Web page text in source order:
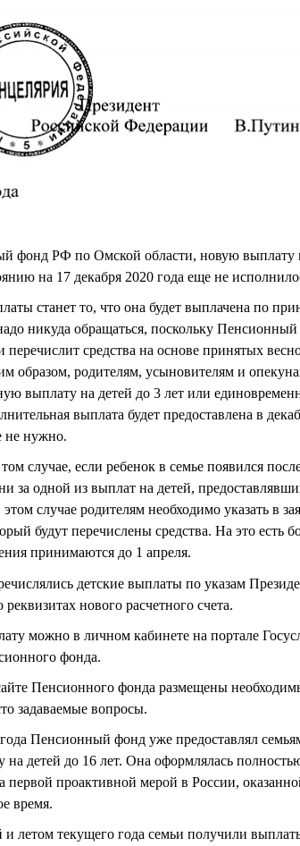
фонд РФ по Омской области, новую выплату
на 17 декабря 2020 года еще не
станет то, что она будет выплачена по
никуда обращаться, поскольку
перечислит средства на основе принятых
образом, родителям, усыновителям и
выплату на детей до 3 лет или
выплата будет предоставлена в
не нужно.
случае, если ребенок в семье появился
за одной из выплат на детей,
случае родителям необходимо указать в
будут перечислены средства. На это есть
принимаются до 1 апреля.
детские выплаты по указам
нового расчетного счета.
можно в личном кабинете на портале
фонда.
Пенсионного фонда размещены
задаваемые вопросы.
Пенсионный фонд уже предоставлял
детей до 16 лет. Она оформлялась
первой проактивной мерой в России,
время.
летом текущего года семьи получили